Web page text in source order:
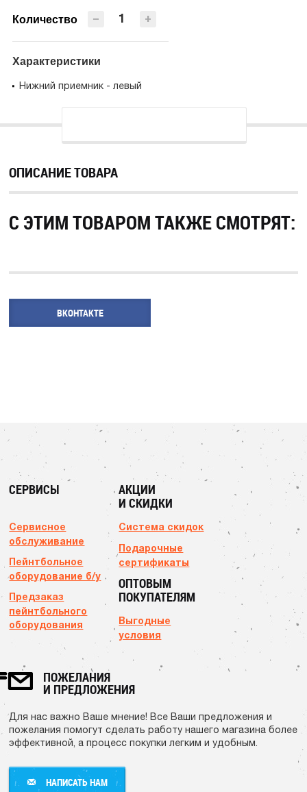
Количество +
−
Характеристики
Нижний приемник - левый
ОПИСАНИЕ ТОВАРА
С ЭТИМ ТОВАРОМ ТАКЖЕ СМОТРЯТ:
ВКОНТАКТЕ
СЕРВИСЫ
Сервисное
обслуживание
Пейнтбольное
оборудование б/у
Предзаказ
пейнтбольного
оборудования
АКЦИИ
И СКИДКИ
Система скидок
Подарочные
сертификаты
ОПТОВЫМ
ПОКУПАТЕЛЯМ
Выгодные
условия
ПОЖЕЛАНИЯ
И ПРЕДЛОЖЕНИЯ
Для нас важно Ваше мнение! Все Ваши предложения и
пожелания помогут сделать работу нашего магазина более
эффективной, а процесс покупки легким и удобным.
НАПИСАТЬ НАМ